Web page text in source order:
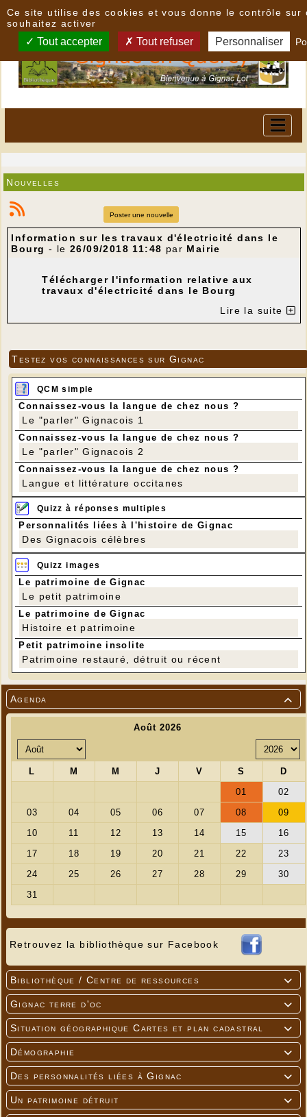

Agenda
Retrouvez la bibliothèque sur Facebook

Bibliothèque / Centre de ressources

Gignac terre d'oc

Situation géographique Cartes et plan cadastral

Démographie

Des personnalités liées à Gignac

Un patrimoine détruit
Nouvelles
Poster une nouvelle
Information sur les travaux d'électricité dans le
Bourg - le 26/09/2018 11:48 par Mairie
Télécharger l'information relative aux
travaux d'électricité dans le Bourg
Lire la suite
Testez vos connaissances sur Gignac
QCM simple
Connaissez-vous la langue de chez nous ?
Le "parler" Gignacois 1
Connaissez-vous la langue de chez nous ?
Le "parler" Gignacois 2
Connaissez-vous la langue de chez nous ?
Langue et littérature occitanes
Quizz à réponses multiples
Personnalités liées à l'histoire de Gignac
Des Gignacois célèbres
Quizz images
Le patrimoine de Gignac
Le petit patrimoine
Le patrimoine de Gignac
Histoire et patrimoine
Petit patrimoine insolite
Patrimoine restauré, détruit ou récent
Ce site utilise des cookies et vous donne le contrôle sur
souhaitez activer
Tout accepter Tout refuser Personnaliser